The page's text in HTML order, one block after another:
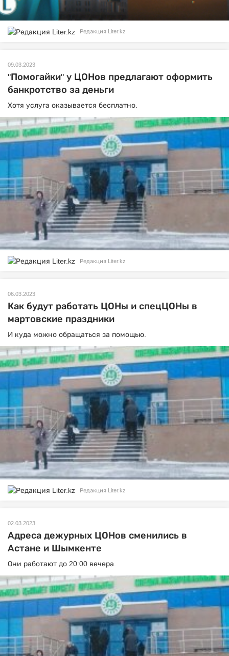
Редакция Liter.kz
09.03.2023
"Помогайки" у ЦОНов предлагают оформить
банкротство за деньги
Хотя услуга оказывается бесплатно.
Редакция Liter.kz
06.03.2023
Как будут работать ЦОНы и спецЦОНы в
мартовские праздники
И куда можно обращаться за помощью.
Редакция Liter.kz
02.03.2023
Адреса дежурных ЦОНов сменились в
Астане и Шымкенте
Они работают до 20:00 вечера.